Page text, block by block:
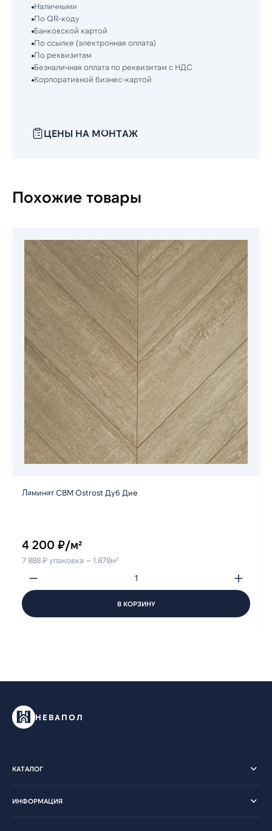
Наличными
По QR-коду
Банковской картой
По ссылке (электронная оплата)
По реквизитам
Безналичная оплата по реквизитам с НДС
Корпоративной бизнес-картой
ЦЕНЫ НА МОНТАЖ
Похожие товары
Ламинат CBM Ostrost Дуб Дие
4 200 ₽/м²
7 888 ₽ упаковка — 1.878м²
В КОРЗИНУ
НЕВАПОЛ
КАТАЛОГ
ИНФОРМАЦИЯ